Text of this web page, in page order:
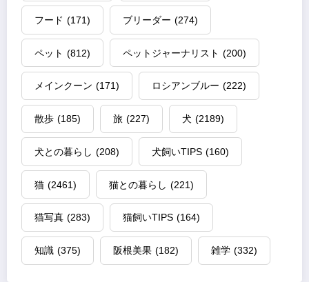
フード (171) ブリーダー (274)
ペット (812) ペットジャーナリスト (200)
メインクーン (171) ロシアンブルー (222)
散歩 (185) 旅 (227) 犬 (2189)
犬との暮らし (208) 犬飼いTIPS (160)
猫 (2461) 猫との暮らし (221)
猫写真 (283) 猫飼いTIPS (164)
知識 (375) 阪根美果 (182) 雑学 (332)